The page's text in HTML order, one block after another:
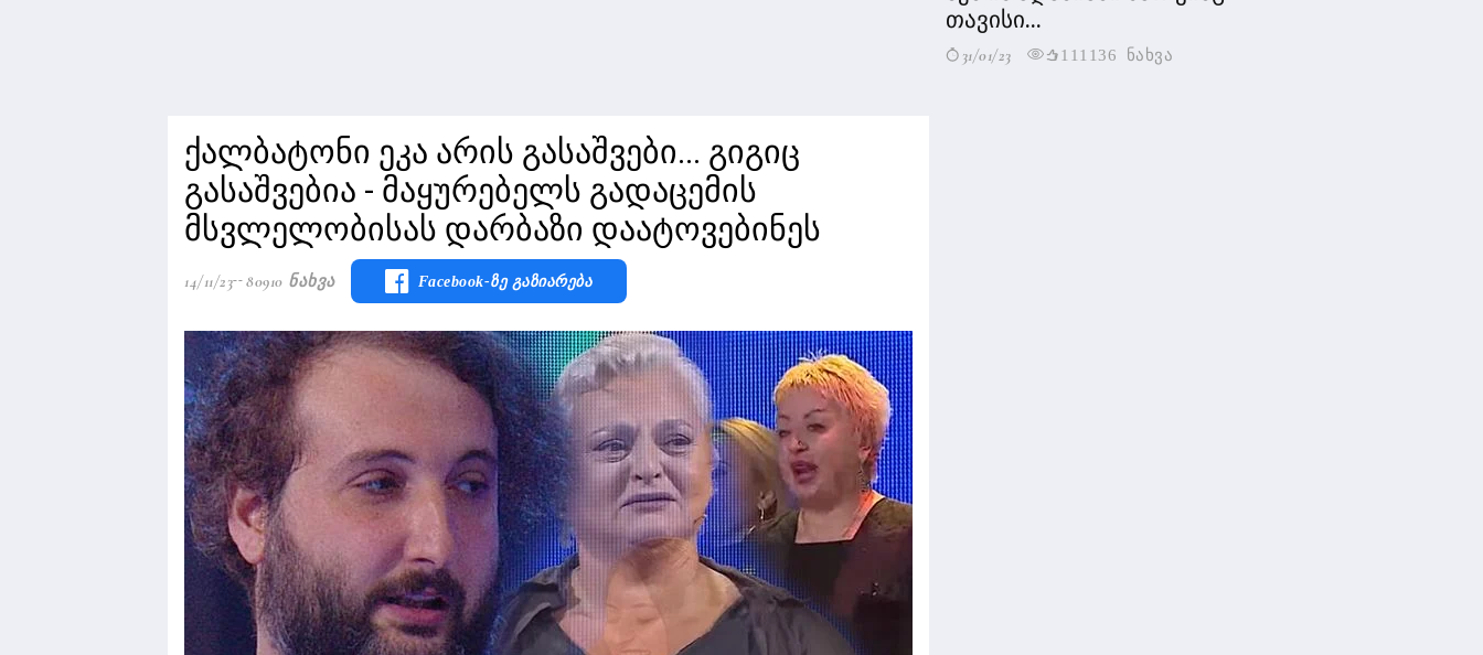
ქალბატონი ეკა არის გასაშვები... გიგიც
გასაშვებია - მაყურებელს გადაცემის
მსვლელობისას დარბაზი დაატოვებინეს
14/11/23 80910 Ნახვა Facebook-Ზე Გაზიარება
თავისი...
31/01/23 111136 ნახვა